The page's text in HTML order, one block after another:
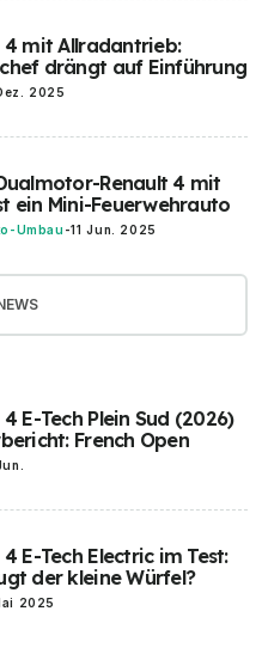
4 mit Allradantrieb:
drängt auf Einführung
2025
Renault 4 mit
ein Mini-Feuerwehrauto
Umbau -11 Jun. 2025
E-Tech Plein Sud (2026)
French Open
E-Tech Electric im Test:
der kleine Würfel?
2025